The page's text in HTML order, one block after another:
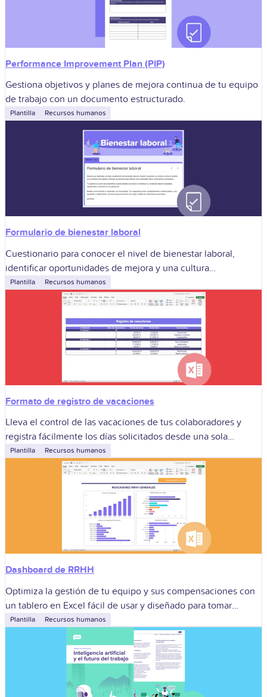
Performance Improvement Plan (PIP)
Gestiona objetivos y planes de mejora continua de tu equipo
de trabajo con un documento estructurado.
Plantilla Recursos humanos
Formulario de bienestar laboral
Cuestionario para conocer el nivel de bienestar laboral,
identificar oportunidades de mejora y una cultura
organizacional saludable.
Plantilla Recursos humanos
Formato de registro de vacaciones
Lleva el control de las vacaciones de tus colaboradores y
registra fácilmente los días solicitados desde una sola
plataforma.
Plantilla Recursos humanos
Dashboard de RRHH
Optimiza la gestión de tu equipo y sus compensaciones con
un tablero en Excel fácil de usar y diseñado para tomar
mejores decisiones.
Plantilla Recursos humanos